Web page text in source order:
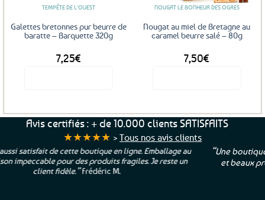
choisies
sur
TEMPÊTE DE L'OUEST
Galettes bretonnes pur beurre de
baratte – Barquette 320g
7,25€
NOUGAT LE BONHEUR DES OGRES
Nougat au miel de Bretagne au
caramel beurre salé – 80g
7,50€
Avis certifiés : + de 10.000 clients SATISFAITS
★★★★★ > Tous nos avis clients
“Une boutique que je recommande pour leur sérieux, des bons
et beaux produits et une équipe à l’écoute :-)”
Patricia M.